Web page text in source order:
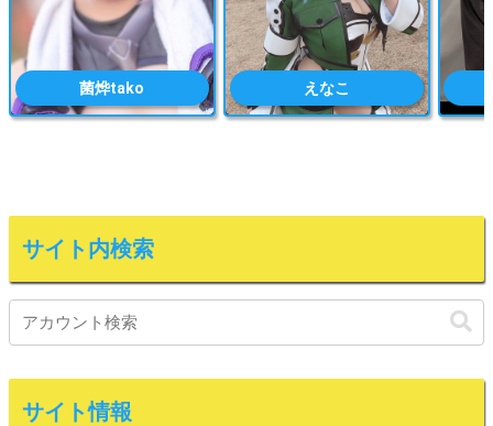
菌烨tako えなこ
サイト内検索
サイト情報